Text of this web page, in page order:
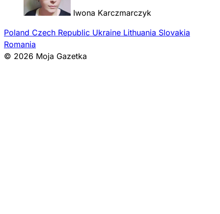
Iwona Karczmarczyk
Poland Czech Republic Ukraine Lithuania Slovakia
Romania
© 2026 Moja Gazetka